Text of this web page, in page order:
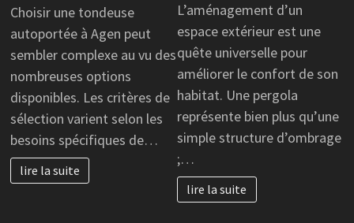
Choisir une tondeuse
autoportée à Agen peut
sembler complexe au vu des
nombreuses options
disponibles. Les critères de
sélection varient selon les
besoins spécifiques de…
lire la suite
L’aménagement d’un
espace extérieur est une
quête universelle pour
améliorer le confort de son
habitat. Une pergola
représente bien plus qu’une
simple structure d’ombrage
;…
lire la suite